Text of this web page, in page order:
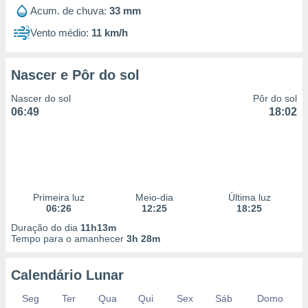
utilizar
criar
ou
de dados
e melhorar
dados
Acum. de chuva: 33 mm
Vento médio: 11 km/h
Nascer e Pôr do sol
Nascer do sol
06:49
Pôr do sol
18:02
Primeira luz
06:26
Meio-dia
12:25
Última luz
18:25
Duração do dia 11h13m
Tempo para o amanhecer 3h 28m
Calendário Lunar
Seg Ter Qua Qui Sex Sáb
Domo